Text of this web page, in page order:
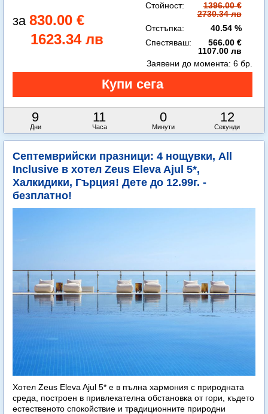
830.00 €
1623.34 лв
Стойност:
1396.00 €
2730.34 лв
Отстъпка:
40.54 %
Спестяваш:
566.00 €
1107.00 лв
9
Дни
11
Часа
0
Минути
11
Секунди
Заявени до момента: 6 бр.
Септемврийски празници: 4 нощувки, All
Inclusive в хотел Zeus Eleva Ajul 5*,
Халкидики, Гърция! Дете до 12.99г. -
безплатно!
Хотел Zeus Eleva Ajul 5* е в пълна хармония с природната
среда, построен в привлекателна обстановка от гори, където
естественото спокойствие и традиционните природни